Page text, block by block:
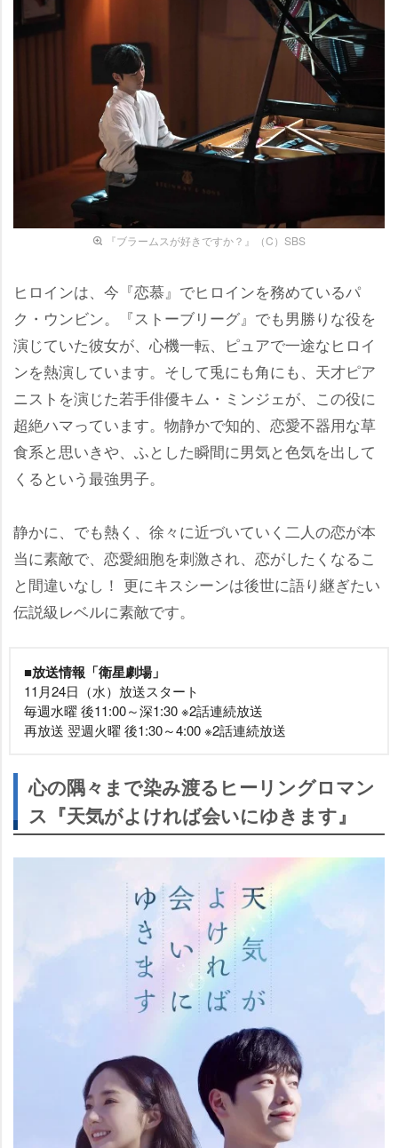
『ブラームスが好きですか？』（C）SBS
ヒロインは、今『恋慕』でヒロインを務めているパ
ク・ウンビン。『ストーブリーグ』でも男勝りな役を
演じていた彼女が、心機一転、ピュアで一途なヒロイ
ンを熱演しています。そして兎にも角にも、天才ピア
ニストを演じた若手俳優キム・ミンジェが、この役に
超絶ハマっています。物静かで知的、恋愛不器用な草
食系と思いきや、ふとした瞬間に男気と色気を出して
くるという最強男子。
静かに、でも熱く、徐々に近づいていく二人の恋が本
当に素敵で、恋愛細胞を刺激され、恋がしたくなるこ
と間違いなし！ 更にキスシーンは後世に語り継ぎたい
伝説級レベルに素敵です。
■放送情報「衛星劇場」
11月24日（水）放送スタート
毎週水曜 後11:00～深1:30 ※2話連続放送
再放送 翌週火曜 後1:30～4:00 ※2話連続放送
心の隅々まで染み渡るヒーリングロマン
ス『天気がよければ会いにゆきます』